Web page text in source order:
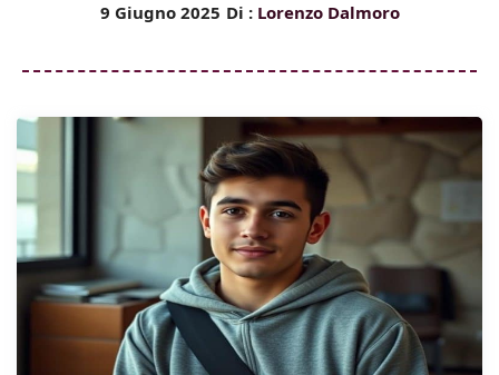
9 Giugno 2025 Di : Lorenzo Dalmoro